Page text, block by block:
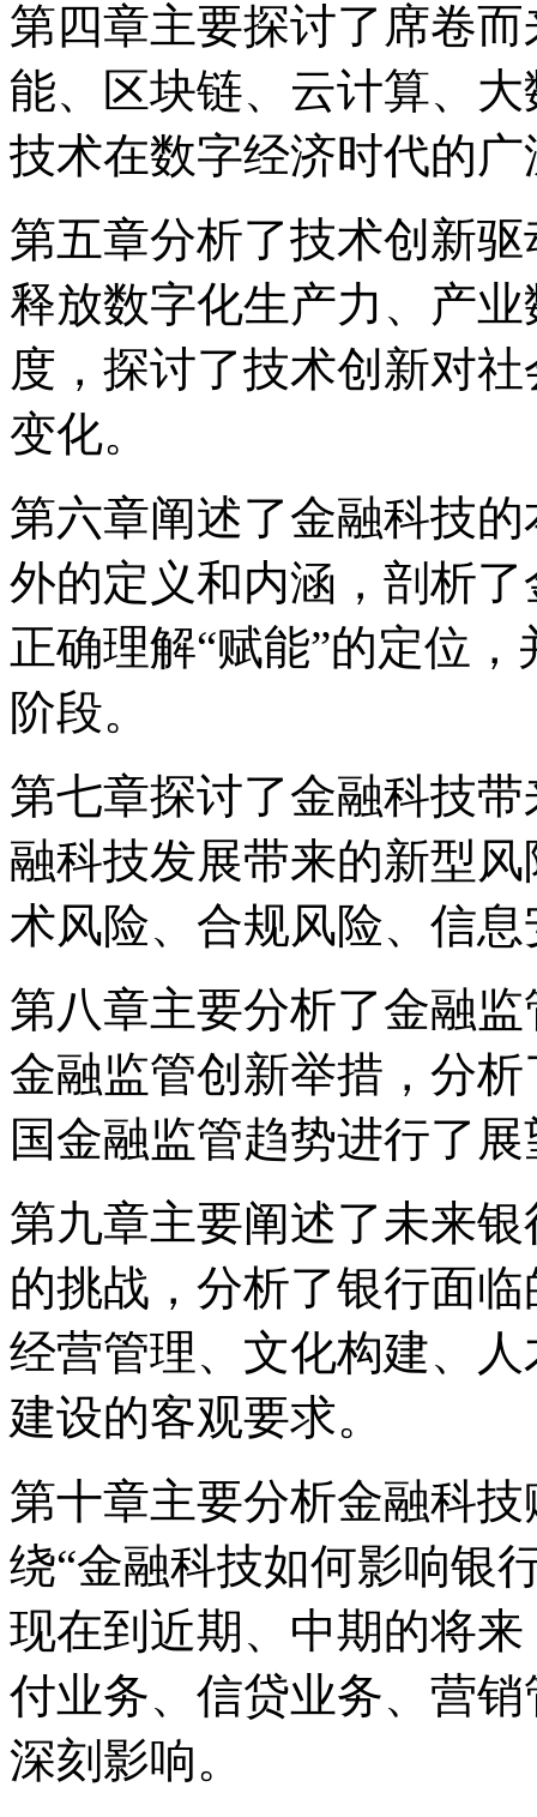
第四章主要探讨了席卷
能、区块链、云计算、
技术在数字经济时代的
第五章分析了技术创新
释放数字化生产力、产
度，探讨了技术创新对
变化。
第六章阐述了金融科技
外的定义和内涵，剖析
正确理解“赋能”的定位
阶段。
第七章探讨了金融科技
融科技发展带来的新型
术风险、合规风险、信
第八章主要分析了金融
金融监管创新举措，分
国金融监管趋势进行了展
第九章主要阐述了未来
的挑战，分析了银行面
经营管理、文化构建、
建设的客观要求。
第十章主要分析金融科
绕“金融科技如何影响银
现在到近期、中期的将
付业务、信贷业务、营
深刻影响。